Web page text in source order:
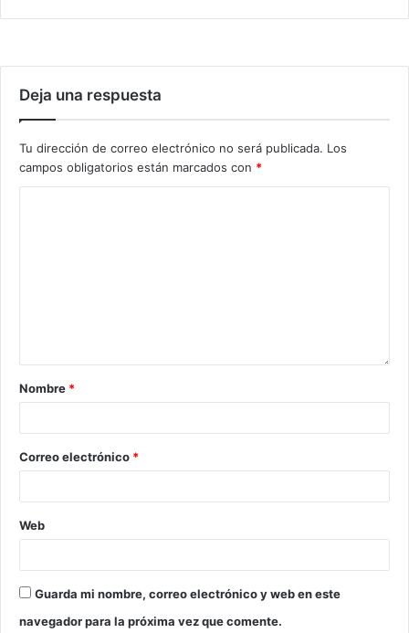
Deja una respuesta
Tu dirección de correo electrónico no será publicada. Los
campos obligatorios están marcados con *
Nombre *
Correo electrónico *
Web
Guarda mi nombre, correo electrónico y web en este
navegador para la próxima vez que comente.